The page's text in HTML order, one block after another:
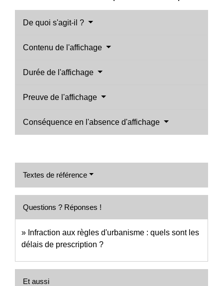
De quoi s'agit-il ?
Contenu de l'affichage
Durée de l'affichage
Preuve de l'affichage
Conséquence en l'absence d'affichage
Textes de référence
Questions ? Réponses !
Infraction aux règles d'urbanisme : quels sont les
délais de prescription ?
Et aussi